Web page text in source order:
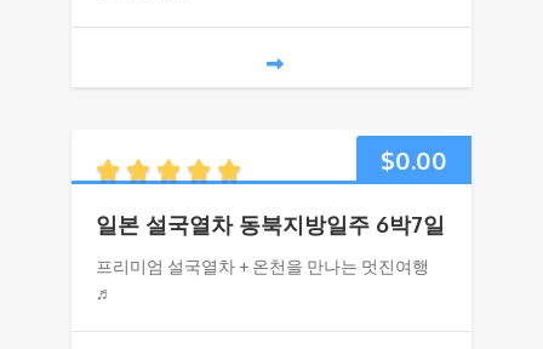
$0.00
일본 설국열차 동북지방일주 6박7일
프리미엄 설국열차 + 온천을 만나는 멋진여행
♬